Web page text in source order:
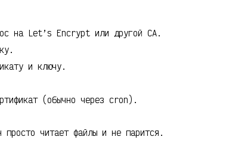
на Let’s Encrypt или другой CA.
и ключу.
(обычно через cron).
читает файлы и не парится.